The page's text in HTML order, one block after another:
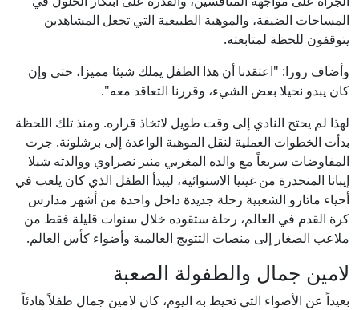
المساحات الضيقة، والموهبة الطبيعية التي تجعل المشاهدين
يتوقفون للحظة لمتابعته.
وأضاف رورا: "اعتقدنا أن هذا الطفل يملك شيئا مميزا، حتى وإن
كان يبدو نحيلا بعض الشيء، وقررنا التعاقد معه".
لهذا لم يحتج النادي إلى وقت طويل لاتخاذ قراره. ومنذ تلك اللحظة
بدأت الخطوات العملية لنقل الموهبة الواعدة إلى برشلونة. جرت
المفاوضات سريعاً مع والده المغربي منير نصراوي ووالدته شيلا
إيبانا المنحدرة من غينيا الاستوائية، ليبدأ الطفل الذي كان يلعب في
أحياء ماتارو الشعبية رحلة جديدة داخل واحدة من أشهر مدارس
كرة القدم في العالم، رحلة ستقوده خلال سنوات قليلة فقط من
ملاعب الصغار إلى منصات التتويج العالمية وأضواء كأس العالم.
لامين جمال والطفولة الصعبة
بعيداً عن الأضواء التي تحيط به اليوم، كان لامين جمال طفلاً هادئاً